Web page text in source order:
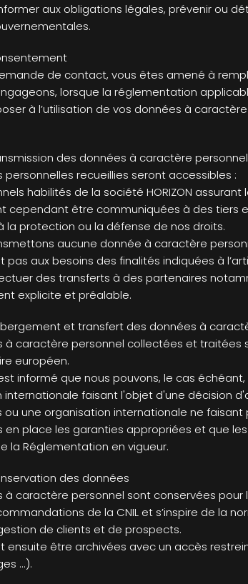
aux obligations légales, prévenir ou
de contact, vous êtes amené à
lorsque la réglementation
à l’utilisation de vos données à
des données à caractère
personnelles recueillies seront accessibles :
habilités de la société HORIZON
cependant être communiquées à des tiers
la protection ou la défense de nos droits.
aucune donnée à caractère
pas aux besoins des finalités indiquées à
des transferts à des partenaires
explicite et préalable.
et transfert des données à
à caractère personnel collectées et
européen.
informé que nous pouvons, le cas
internationale faisant l'objet d'une décision
ou une organisation internationale ne
en place les garanties appropriées et que
la Réglementation en vigueur.
des données
à caractère personnel sont conservées
de la CNIL et s’inspire de la
de clients et de prospects.
ensuite être archivées avec un accès
...).